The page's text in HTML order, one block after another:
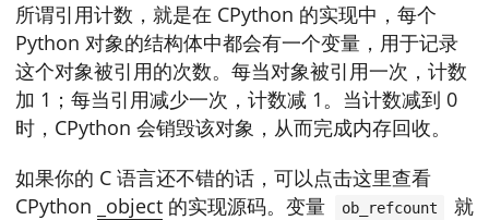
所谓引用计数，就是在 CPython 的实现中，每个
Python 对象的结构体中都会有一个变量，用于记录
这个对象被引用的次数。每当对象被引用一次，计数
加 1；每当引用减少一次，计数减 1。当计数减到 0
时，CPython 会销毁该对象，从而完成内存回收。
如果你的 C 语言还不错的话，可以点击这里查看
CPython
_object 的实现源码。变量 ob_refcount
就